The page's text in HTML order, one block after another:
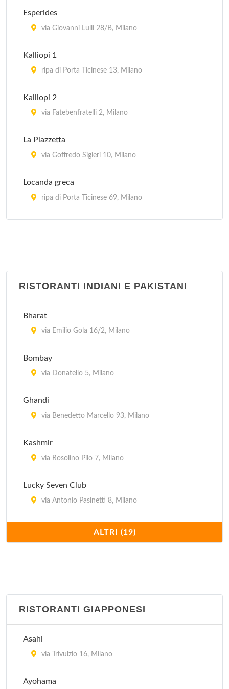
Esperides
via Giovanni Lulli 28/B, Milano
Kalliopi 1
ripa di Porta Ticinese 13, Milano
Kalliopi 2
via Fatebenfratelli 2, Milano
La Piazzetta
via Goffredo Sigieri 10, Milano
Locanda greca
ripa di Porta Ticinese 69, Milano
via Maurizio Quadrio 23, Milano
RISTORANTI INDIANI E PAKISTANI
Bharat
via Emilio Gola 16/2, Milano
Bombay
via Donatello 5, Milano
Ghandi
via Benedetto Marcello 93, Milano
Kashmir
via Rosolino Pilo 7, Milano
Lucky Seven Club
via Antonio Pasinetti 8, Milano
via Vetere 12, Milano
Punjab
Rangoli
ALTRI (19)
RISTORANTI GIAPPONESI
Asahi
via Trivulzio 16, Milano
Ayohama